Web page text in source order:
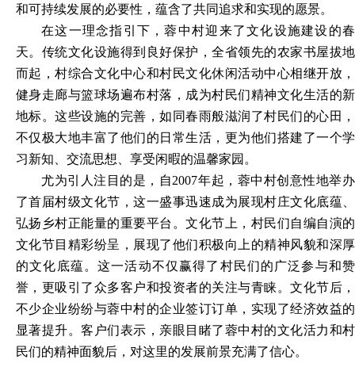
和可持续发展的必要性，蕴含了共同追求和实现的愿景。
在这一理念指引下，蓉中村迎来了文化设施建设的春
天。传统文化设施得到良好保护，全省领先的农家书屋拔地
而起，村综合文化中心和村民文化休闲活动中心相继开放，
健身走廊与篮球场遍布村落，成为村民们精神文化生活的新
地标。这些设施的完善，如同春雨般滋润了村民们的心田，
不仅极大地丰富了他们的日常生活，更为他们搭建了一个学
习新知、交流思想、享受闲暇的温馨家园。
尤为引人注目的是，自2007年起，蓉中村创意性地举办
了首届村级文化节，这一盛事迅速成为展现村庄文化底蕴、
弘扬乡村正能量的重要平台。文化节上，村民们自编自演的
文化节目精彩纷呈，展现了他们积极向上的精神风貌和深厚
的文化底蕴。这一活动不仅赢得了村民们的广泛参与和赞
誉，更吸引了众多客户和投资者的关注与青睐。文化节后，
不少企业纷纷与蓉中村的企业签订订单，实现了经济效益的
显著提升。客户们表示，亲眼目睹了蓉中村的文化活力和村
民们的精神面貌后，对这里的发展前景充满了信心。